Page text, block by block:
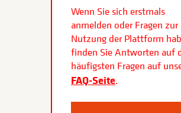
Wenn Sie sich erstmals
anmelden oder Fragen zur
Nutzung der Plattform
finden Sie Antworten auf
häufigsten Fragen auf
FAQ-Seite.